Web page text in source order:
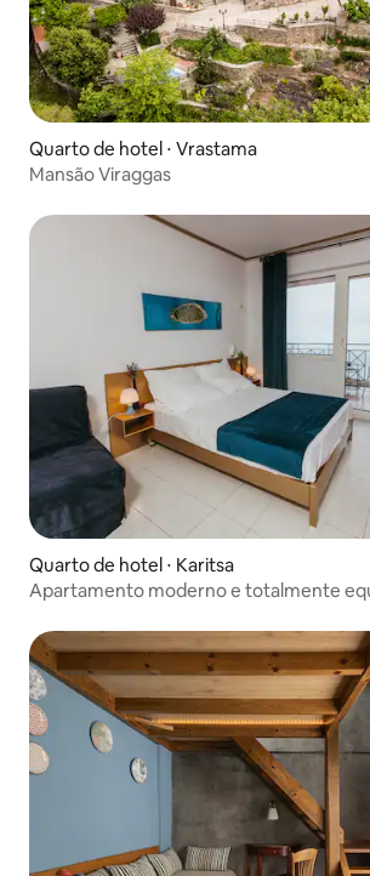
Quarto de hotel ⋅ Vrastama
Mansão Viraggas
Quarto de hotel ⋅ Karitsa
Apartamento moderno e totalmente